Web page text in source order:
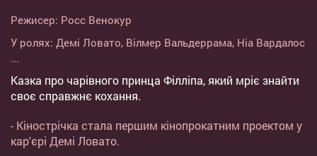
Режисер: Росс Венокур
У ролях: Демі Ловато, Вілмер Вальдеррама, Ніа Вардалос
...
Казка про чарівного принца Філліпа, який мріє знайти
своє справжнє кохання.
- Кінострічка стала першим кінопрокатним проектом у
кар'єрі Демі Ловато.